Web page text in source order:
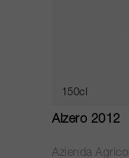
150cl
Alzero 2012
Azienda